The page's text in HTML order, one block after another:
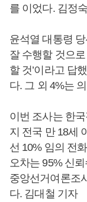
를 이었다. 김정
윤석열 대통령
잘 수행할 것으
할 것’이라고 답
다. 그 외 4%는
이번 조사는 한
지 전국 만 18세
선 10% 임의 전
오차는 95% 신
중앙선거여론조
다. 김대철 기자